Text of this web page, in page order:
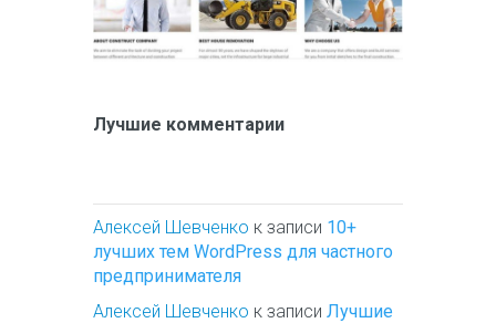
Лучшие комментарии
Алексей Шевченко к записи 10+
лучших тем WordPress для частного
предпринимателя
Алексей Шевченко к записи Лучшие